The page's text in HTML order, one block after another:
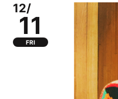
12/
11
FRI